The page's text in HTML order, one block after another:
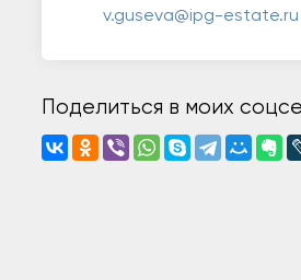
v.guseva@ipg-estate.ru
Поделиться в моих